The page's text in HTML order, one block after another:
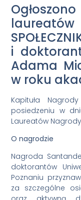
i
Adama
w roku
Kapituła
posiedzeniu w
Laureatów
O nagrodzie
Nagroda
doktorantów
Poznaniu
za szczególne